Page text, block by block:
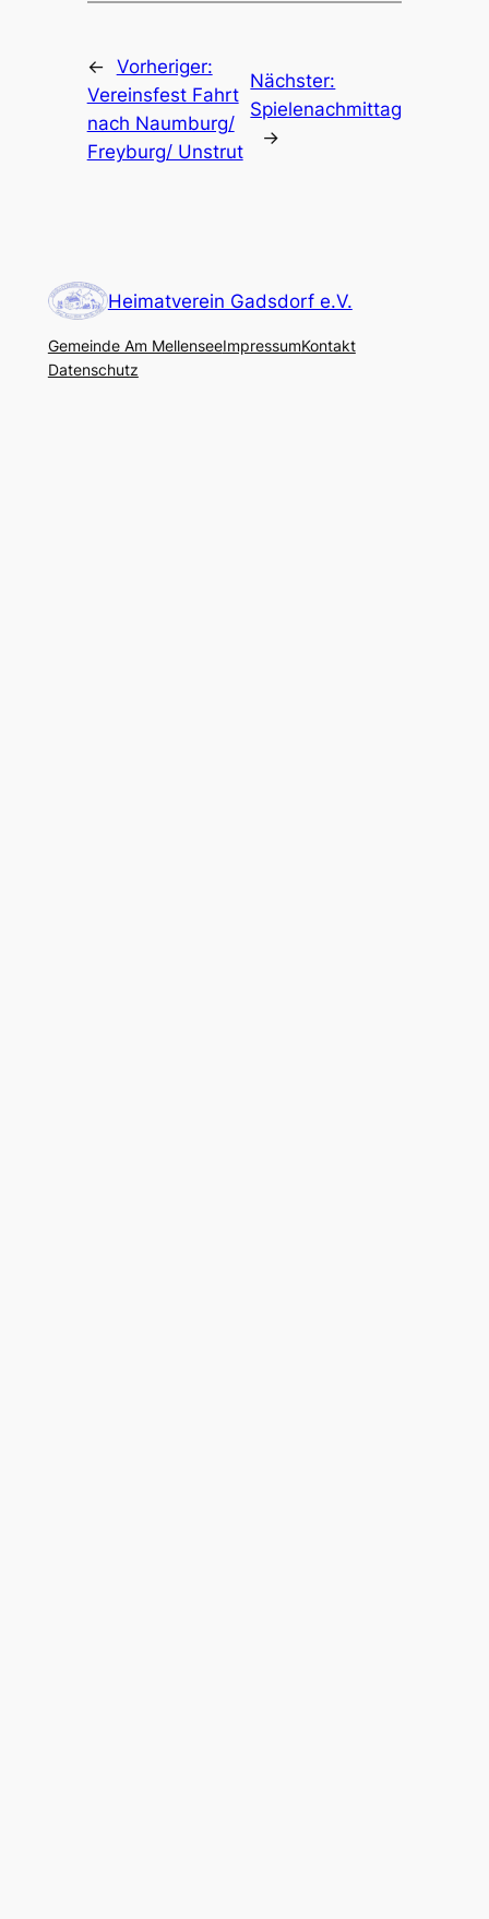
← Vorheriger:
Vereinsfest Fahrt
nach Naumburg/
Freyburg/ Unstrut
Nächster:
Spielenachmittag
→
Heimatverein Gadsdorf e.V.
Gemeinde Am MellenseeImpressumKontakt
Datenschutz